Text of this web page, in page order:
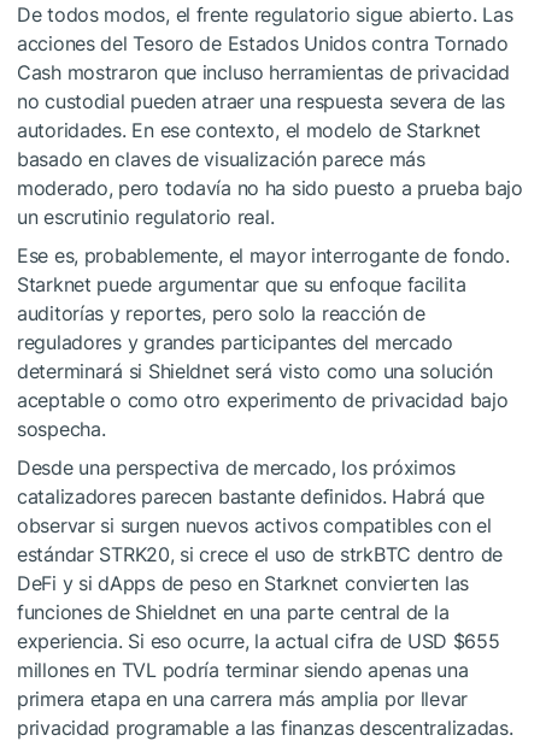
De todos modos, el frente regulatorio sigue abierto. Las
acciones del Tesoro de Estados Unidos contra Tornado
Cash mostraron que incluso herramientas de privacidad
no custodial pueden atraer una respuesta severa de las
autoridades. En ese contexto, el modelo de Starknet
basado en claves de visualización parece más
moderado, pero todavía no ha sido puesto a prueba bajo
un escrutinio regulatorio real.
Ese es, probablemente, el mayor interrogante de fondo.
Starknet puede argumentar que su enfoque facilita
auditorías y reportes, pero solo la reacción de
reguladores y grandes participantes del mercado
determinará si Shieldnet será visto como una solución
aceptable o como otro experimento de privacidad bajo
sospecha.
Desde una perspectiva de mercado, los próximos
catalizadores parecen bastante definidos. Habrá que
observar si surgen nuevos activos compatibles con el
estándar STRK20, si crece el uso de strkBTC dentro de
DeFi y si dApps de peso en Starknet convierten las
funciones de Shieldnet en una parte central de la
experiencia. Si eso ocurre, la actual cifra de USD $655
millones en TVL podría terminar siendo apenas una
primera etapa en una carrera más amplia por llevar
privacidad programable a las finanzas descentralizadas.